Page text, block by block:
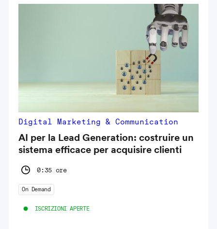
Digital Marketing & Communication
AI per la Lead Generation: costruire un
sistema efficace per acquisire clienti
0:35 ore
On Demand
ISCRIZIONI APERTE